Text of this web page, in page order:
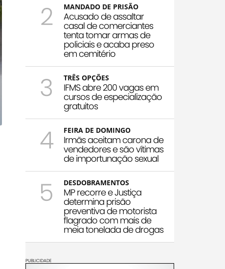
2 MANDADO DE PRISÃO
Acusado de assaltar
casal de comerciantes
tenta tomar armas de
policiais e acaba preso
em cemitério
3 TRÊS OPÇÕES
IFMS abre 200 vagas em
cursos de especialização
gratuitos
4 FEIRA DE DOMINGO
Irmãs aceitam carona de
vendedores e são vítimas
de importunação sexual
5 DESDOBRAMENTOS
MP recorre e Justiça
determina prisão
preventiva de motorista
flagrado com mais de
meia tonelada de drogas
PUBLICIDADE